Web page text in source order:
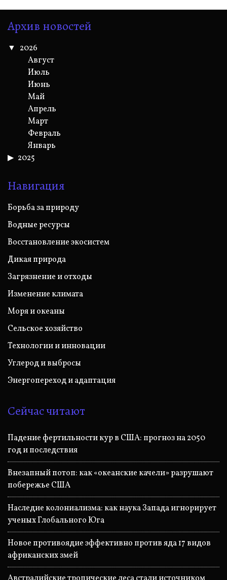
Архив новостей
2026
Август
Июль
Июнь
Май
Апрель
Март
Февраль
Январь
2025
Навигация
Борьба за природу
Водные ресурсы
Восстановление экосистем
Дикая природа
Загрязнение и отходы
Изменение климата
Моря и океаны
Сельское хозяйство
Технологии и инновации
Углерод и выбросы
Энергопереход и адаптация
Сейчас читают
Падение фертильности кур в США: прогноз на 2050
год и последствия
Внезапный потоп: как «океанские качели» разрушают
побережье США
Наследие колониализма: как наука Запада игнорирует
ученых Глобального Юга
Новое противоядие эффективно против яда 17 видов
африканских змей